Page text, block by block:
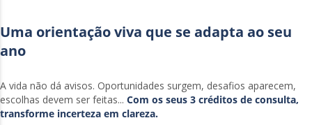
Uma orientação viva que se adapta ao seu
ano
A vida não dá avisos. Oportunidades surgem, desafios aparecem,
escolhas devem ser feitas... Com os seus 3 créditos de consulta,
transforme incerteza em clareza.